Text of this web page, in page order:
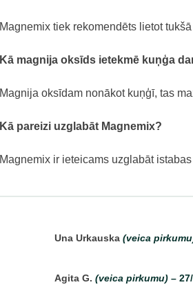
Magnemix tiek rekomendēts lietot
Kā magnija oksīds ietekmē kuņģa
Magnija oksīdam nonākot kuņģī, tas
Kā pareizi uzglabāt Magnemix?
Magnemix ir ieteicams uzglabāt
Una Urkauska (veica
Agita G. (veica pirkumu) –